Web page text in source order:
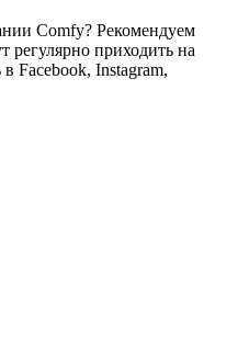
Comfy? Рекомендуем
регулярно приходить на
Facebook, Instagram,